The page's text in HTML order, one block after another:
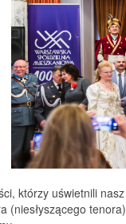
którzy uświetnili
(niesłyszącego